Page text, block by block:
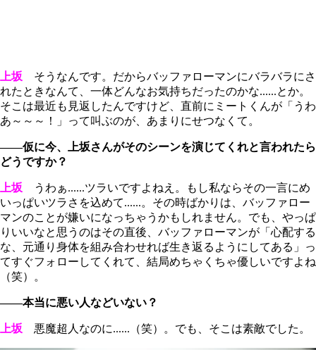
上坂 そうなんです。だからバッファローマンにバラバラにさ
れたときなんて、一体どんなお気持ちだったのかな......とか。
そこは最近も見返したんですけど、直前にミートくんが「うわ
あ～～～！」って叫ぶのが、あまりにせつなくて。
――仮に今、上坂さんがそのシーンを演じてくれと言われたら
どうですか？
上坂 うわぁ......ツラいですよねえ。もし私ならその一言にめ
いっぱいツラさを込めて......。その時ばかりは、バッファロー
マンのことが嫌いになっちゃうかもしれません。でも、やっぱ
りいいなと思うのはその直後、バッファローマンが「心配する
な、元通り身体を組み合わせれば生き返るようにしてある」っ
てすぐフォローしてくれて、結局めちゃくちゃ優しいですよね
（笑）。
――本当に悪い人などいない？
上坂 悪魔超人なのに......（笑）。でも、そこは素敵でした。